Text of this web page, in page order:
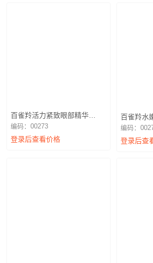
百雀羚活力紧致眼部精华
30g（不退换）
编码：00273
登录后查看价格
百雀羚水
100ml（
编码：
登录后查